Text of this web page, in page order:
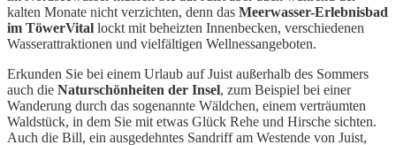
kalten Monate nicht verzichten, denn das Meerwasser-Erlebnisbad
im TöwerVital lockt mit beheizten Innenbecken, verschiedenen
Wasserattraktionen und vielfältigen Wellnessangeboten.
Erkunden Sie bei einem Urlaub auf Juist außerhalb des Sommers
auch die Naturschönheiten der Insel, zum Beispiel bei einer
Wanderung durch das sogenannte Wäldchen, einem verträumten
Waldstück, in dem Sie mit etwas Glück Rehe und Hirsche sichten.
Auch die Bill, ein ausgedehntes Sandriff am Westende von Juist,